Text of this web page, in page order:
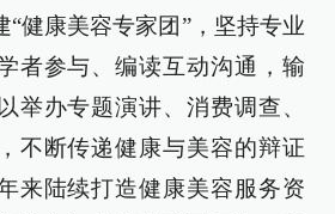
“健康美容专家团”，坚持专业
者参与、编读互动沟通，输
举办专题演讲、消费调查、
不断传递健康与美容的辩证
来陆续打造健康美容服务资